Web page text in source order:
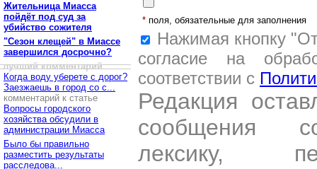
Жительница Миасса
пойдёт под суд за
убийство сожителя
"Сезон клещей" в Миассе
завершился досрочно?
лучший комментарий
Когда воду уберете с дорог?
Заезжаешь в город со с...
комментарий к статье
Вопросы городского
хозяйства обсудили в
администрации Миасса
Было бы правильно
разместить результаты
расследова...
* поля, обязательные для заполнения
Нажимая кнопку
согласие на
соответствии с
Редакция
сообщения
лексику,